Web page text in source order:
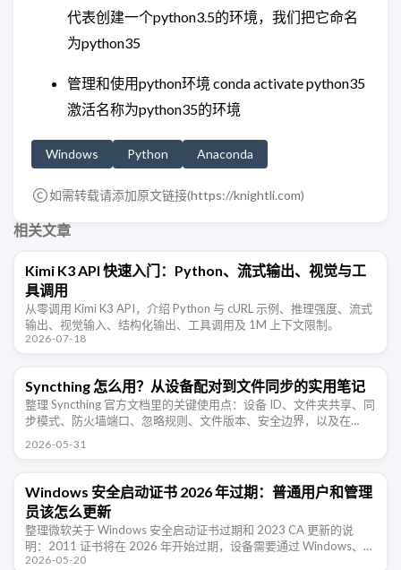
代表创建一个python3.5的环境，我们把它命名
为python35
管理和使用python环境 conda activate python35
激活名称为python35的环境
Windows Python Anaconda
如需转载请添加原文链接(https://knightli.com)
相关文章
Kimi K3 API 快速入门：Python、流式输出、视觉与工
具调用
从零调用 Kimi K3 API，介绍 Python 与 cURL 示例、推理强度、流式
输出、视觉输入、结构化输出、工具调用及 1M 上下文限制。
2026-07-18
Syncthing 怎么用？从设备配对到文件同步的实用笔记
整理 Syncthing 官方文档里的关键使用点：设备 ID、文件夹共享、同
步模式、防火墙端口、忽略规则、文件版本、安全边界，以及在
2026-05-31
Windows 安全启动证书 2026 年过期：普通用户和管理
员该怎么更新
整理微软关于 Windows 安全启动证书过期和 2023 CA 更新的说
明：2011 证书将在 2026 年开始过期，设备需要通过 Windows、固
件或 OEM 更新迁移到新证书，避免失去后续安全 …
2026-05-20